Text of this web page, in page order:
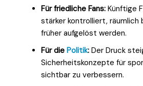
Für friedliche Fans: Künftige
stärker kontrolliert, räumlich
früher aufgelöst werden.
Für die Politik: Der Druck
Sicherheitskonzepte für
sichtbar zu verbessern.